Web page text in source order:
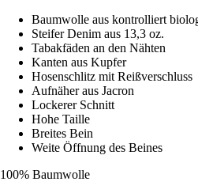
Baumwolle aus kontrolliert
Steifer Denim aus 13,3 oz.
Tabakfäden an den Nähten
Kanten aus Kupfer
Hosenschlitz mit Reißverschluss
Aufnäher aus Jacron
Lockerer Schnitt
Hohe Taille
Breites Bein
Weite Öffnung des Beines
100% Baumwolle